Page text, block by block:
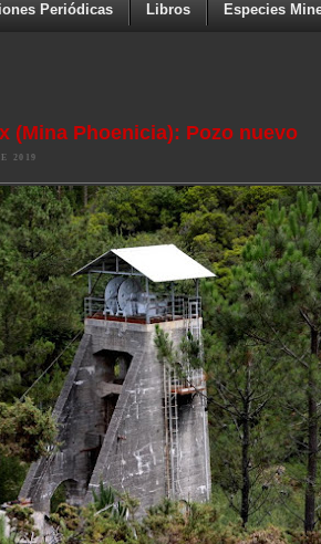
Periódicas Libros Especies
(Mina Phoenicia): Pozo nuevo
2019